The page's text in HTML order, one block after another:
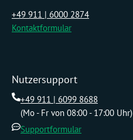
+49 911 | 6000 2874
Kontaktformular
Nutzersupport
+49 911 | 6099 8688
(Mo - Fr von 08:00 - 17:00 Uhr)
Supportformular